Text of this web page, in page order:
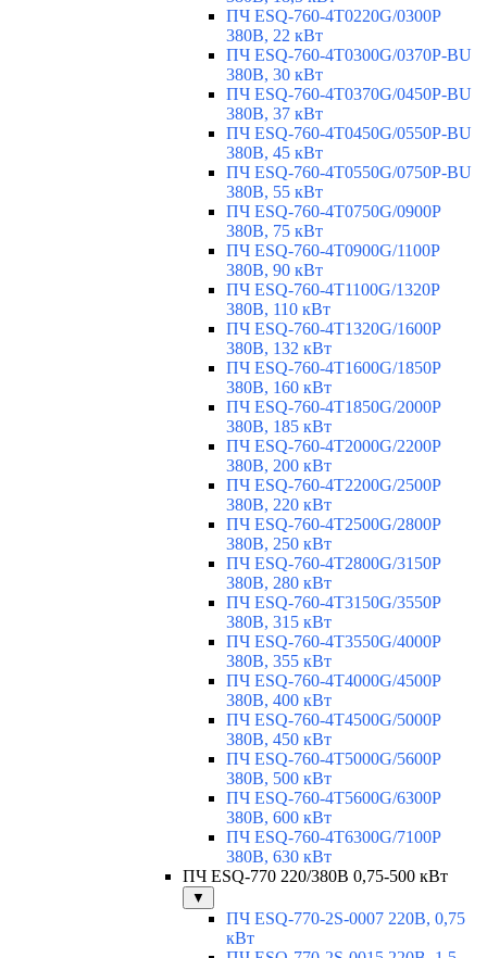
ПЧ ESQ-760-4T0220G/0300P
380В, 22 кВт
ПЧ ESQ-760-4T0300G/0370P-BU
380В, 30 кВт
ПЧ ESQ-760-4T0370G/0450P-BU
380В, 37 кВт
ПЧ ESQ-760-4T0450G/0550P-BU
380В, 45 кВт
ПЧ ESQ-760-4T0550G/0750P-BU
380В, 55 кВт
ПЧ ESQ-760-4T0750G/0900P
380В, 75 кВт
ПЧ ESQ-760-4T0900G/1100P
380В, 90 кВт
ПЧ ESQ-760-4T1100G/1320P
380В, 110 кВт
ПЧ ESQ-760-4T1320G/1600P
380В, 132 кВт
ПЧ ESQ-760-4T1600G/1850P
380В, 160 кВт
ПЧ ESQ-760-4T1850G/2000P
380В, 185 кВт
ПЧ ESQ-760-4T2000G/2200P
380В, 200 кВт
ПЧ ESQ-760-4T2200G/2500P
380В, 220 кВт
ПЧ ESQ-760-4T2500G/2800P
380В, 250 кВт
ПЧ ESQ-760-4T2800G/3150P
380В, 280 кВт
ПЧ ESQ-760-4T3150G/3550P
380В, 315 кВт
ПЧ ESQ-760-4T3550G/4000P
380В, 355 кВт
ПЧ ESQ-760-4T4000G/4500P
380В, 400 кВт
ПЧ ESQ-760-4T4500G/5000P
380В, 450 кВт
ПЧ ESQ-760-4T5000G/5600P
380В, 500 кВт
ПЧ ESQ-760-4T5600G/6300P
380В, 600 кВт
ПЧ ESQ-760-4T6300G/7100P
380В, 630 кВт
ПЧ ESQ-770 220/380В 0,75-500 кВт
▼
ПЧ ESQ-770-2S-0007 220В, 0,75
кВт